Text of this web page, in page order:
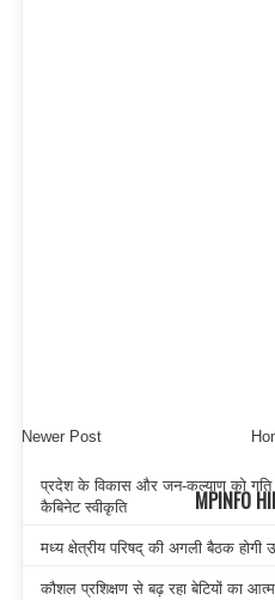
Newer Post
MPINFO
प्रदेश के विकास और जन-कल्याण को
कैबिनेट स्वीकृति
मध्य क्षेत्रीय परिषद् की अगली बैठक
कौशल प्रशिक्षण से बढ़ रहा बेटियों का